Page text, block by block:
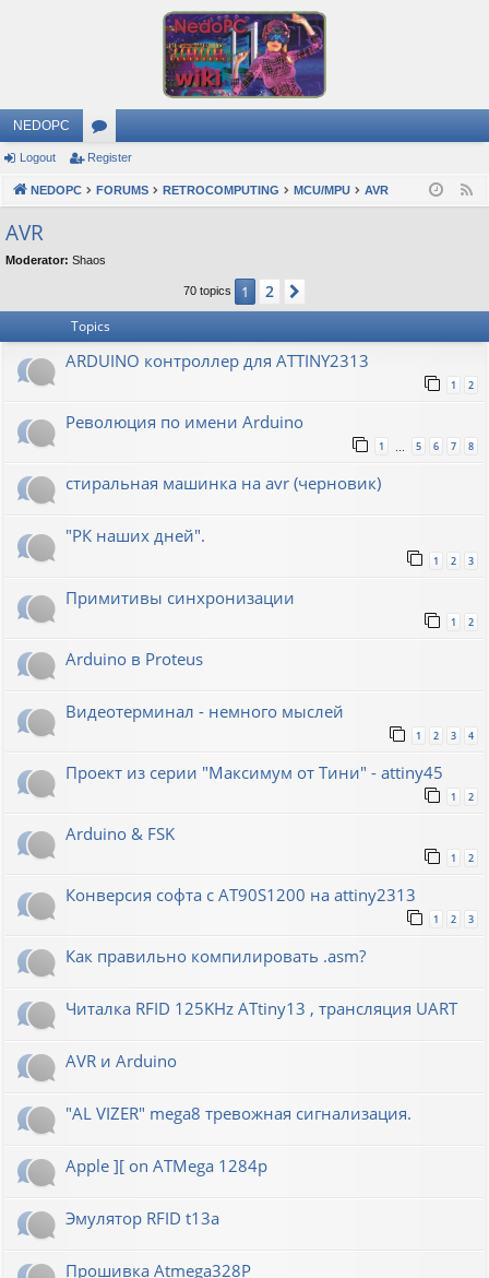
NEDOPC
or
u
s
Logout Register
NEDOPC FORUMS RETROCOMPUTING MCU/MPU AVR
AVR
Moderator: Shaos
70 topics 1 2
Topics
ARDUINO контроллер для ATTINY2313
1 2
Революция по имени Arduino
1 … 5 6 7 8
стиральная машинка на avr (черновик)
"РК наших дней".
1 2 3
Примитивы синхронизации
1 2
Arduino в Proteus
Видеотерминал - немного мыслей
1 2 3 4
Проект из серии "Максимум от Тини" - attiny45
1 2
Arduino & FSK
1 2
Конверсия софта с AT90S1200 на attiny2313
1 2 3
Как правильно компилировать .asm?
Читалка RFID 125KHz ATtiny13 , трансляция UART
AVR и Arduino
"AL VIZER" mega8 тревожная сигнализация.
Apple ][ on ATMega 1284p
Эмулятор RFID t13a
Прошивка Atmega328P